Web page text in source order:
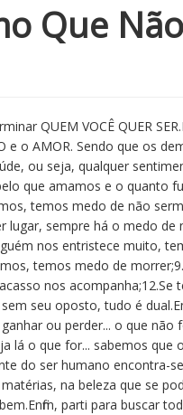
Que
QUEM VOCÊ QUER
o AMOR. Sendo que os
ou seja, qualquer
que amamos e o quanto
temos medo de não
sempre há o medo de
nos entristece muito,
temos medo de
nos
seu oposto, tudo é
ou perder... o que
lá o que for... sabemos que
do ser humano encontra-
na beleza que se
parti para buscar